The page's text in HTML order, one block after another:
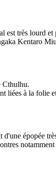
est très lourd
Kentaro
Cthulhu.
liées à la folie
épopée